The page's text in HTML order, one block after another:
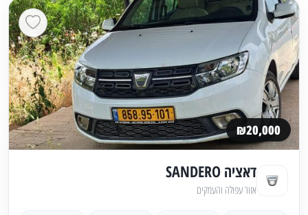
₪20,000
דאציה SANDERO
אזור עפולה והעמקים